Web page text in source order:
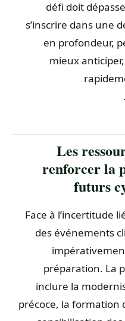
défi doit
s’inscrire dans une
en profondeur,
mieux
Les
renforcer la
futurs
Face à l’incertitude
des événements
préparation. La
inclure la
précoce, la formation